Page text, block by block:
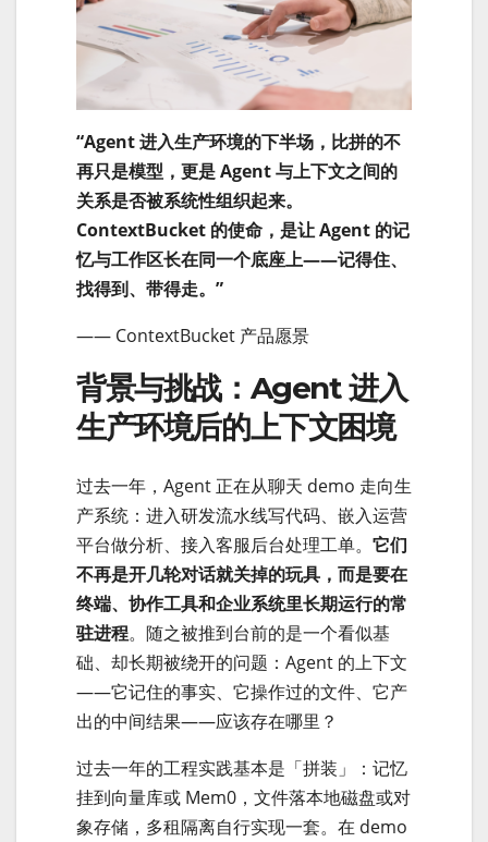
“Agent 进入生产环境的下半场，比拼的不
再只是模型，更是 Agent 与上下文之间的
关系是否被系统性组织起来。
ContextBucket 的使命，是让 Agent 的记
忆与工作区长在同一个底座上——记得住、
找得到、带得走。”
—— ContextBucket 产品愿景
背景与挑战：Agent 进入
生产环境后的上下文困境
过去一年，Agent 正在从聊天 demo 走向生
产系统：进入研发流水线写代码、嵌入运营
平台做分析、接入客服后台处理工单。 它们
不再是开几轮对话就关掉的玩具，而是要在
终端、协作工具和企业系统里长期运行的常
驻进程。随之被推到台前的是一个看似基
础、却长期被绕开的问题：Agent 的上下文
——它记住的事实、它操作过的文件、它产
出的中间结果——应该存在哪里？
过去一年的工程实践基本是「拼装」：记忆
挂到向量库或 Mem0，文件落本地磁盘或对
象存储，多租隔离自行实现一套。在 demo